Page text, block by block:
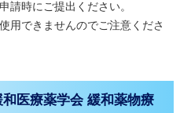
請時にご提出ください。
用できませんのでご注意くださ
医療薬学会 緩和薬物療